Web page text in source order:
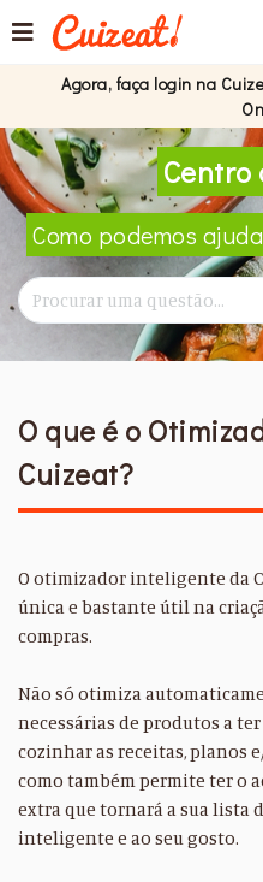
Agora, faça login na
Centro
Como podemos
O que é o
Cuizeat?
O otimizador inteligente da
única e bastante útil na
compras.
Não só otimiza
necessárias de produtos a
cozinhar as receitas, planos
como também permite ter o
extra que tornará a sua lista
inteligente e ao seu gosto.